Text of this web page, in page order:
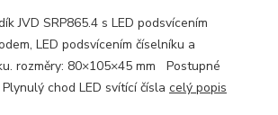
JVD SRP865.4 s LED podsvícením
LED podsvícením číselníku a
rozměry: 80×105×45 mm Postupné
chod LED svítící čísla celý popis